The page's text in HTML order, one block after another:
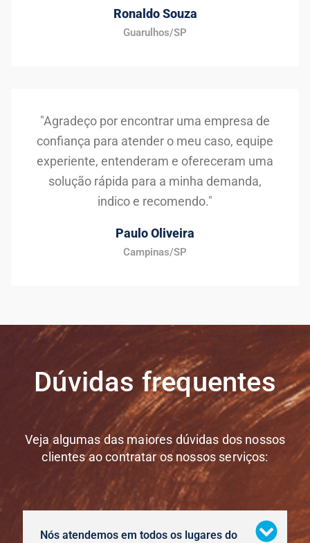
Ronaldo Souza
Guarulhos/SP
"Agradeço por encontrar uma empresa de
confiança para atender o meu caso, equipe
experiente, entenderam e ofereceram uma
solução rápida para a minha demanda,
indico e recomendo."
Paulo Oliveira
Campinas/SP
Dúvidas frequentes
Veja algumas das maiores dúvidas dos nossos
clientes ao contratar os nossos serviços:
Nós atendemos em todos os lugares do